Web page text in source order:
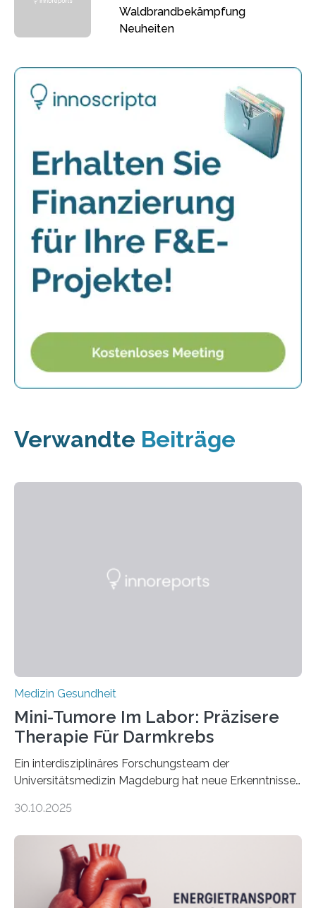
Waldbrandbekämpfung
Neuheiten
Verwandte Beiträge
Medizin Gesundheit
Mini-Tumore Im Labor: Präzisere
Therapie Für Darmkrebs
Ein interdisziplinäres Forschungsteam der
Universitätsmedizin Magdeburg hat neue Erkenntnisse
behandelt werden kann. In ihrer aktuellen Studie,
Oncology, zeigen die Forschenden, dass Mini-Tumore
aus Gewebe von Patientinnen und Patienten –
sogenannte Organoide – genutzt werden können, um
vorab zu prüfen, welche Medikamente am besten
30.10.2025